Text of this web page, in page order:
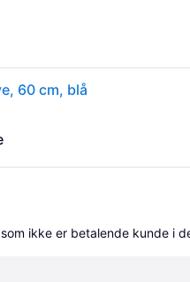
60 cm, blå
ikke er betalende kunde i